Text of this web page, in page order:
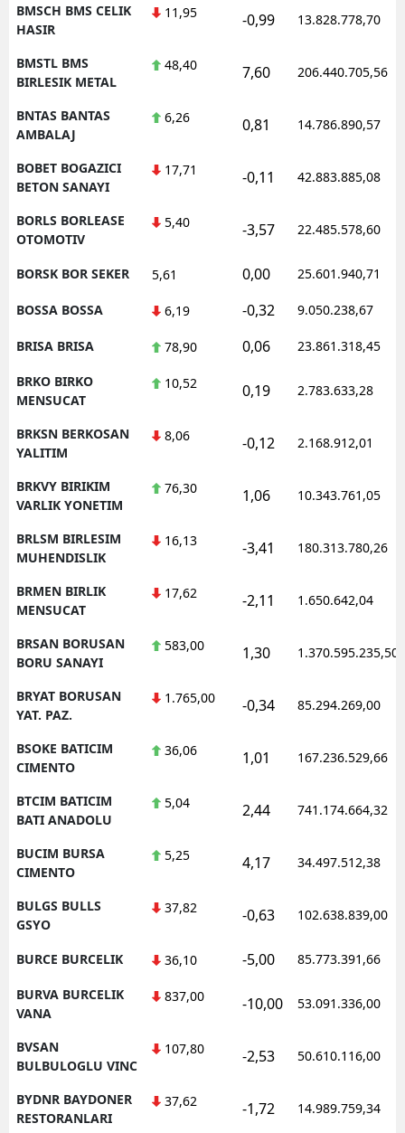
BMSCH BMS CELIK
HASIR
11,95 -0,99 13.828.778,70
BMSTL BMS
BIRLESIK METAL
48,40 7,60 206.440.705,56
BNTAS BANTAS
AMBALAJ
6,26 0,81 14.786.890,57
BOBET BOGAZICI
BETON SANAYI
17,71 -0,11 42.883.885,08
BORLS BORLEASE
OTOMOTIV
5,40 -3,57 22.485.578,60
BORSK BOR SEKER 5,61 0,00 25.601.940,71
BOSSA BOSSA 6,19 -0,32 9.050.238,67
BRISA BRISA 78,90 0,06 23.861.318,45
BRKO BIRKO
MENSUCAT
10,52 0,19 2.783.633,28
BRKSN BERKOSAN
YALITIM
8,06 -0,12 2.168.912,01
BRKVY BIRIKIM
VARLIK YONETIM
76,30 1,06 10.343.761,05
BRLSM BIRLESIM
MUHENDISLIK
16,13 -3,41 180.313.780,26
BRMEN BIRLIK
MENSUCAT
17,62 -2,11 1.650.642,04
BRSAN BORUSAN
BORU SANAYI
583,00 1,30 1.370.595.235,50
BRYAT BORUSAN
YAT. PAZ.
1.765,00 -0,34 85.294.269,00
BSOKE BATICIM
CIMENTO
36,06 1,01 167.236.529,66
BTCIM BATICIM
BATI ANADOLU
5,04 2,44 741.174.664,32
BUCIM BURSA
CIMENTO
5,25 4,17 34.497.512,38
BULGS BULLS
GSYO
37,82 -0,63 102.638.839,00
BURCE BURCELIK 36,10 -5,00 85.773.391,66
BURVA BURCELIK
VANA
837,00 -10,00 53.091.336,00
BVSAN
BULBULOGLU VINC
107,80 -2,53 50.610.116,00
BYDNR BAYDONER
RESTORANLARI
37,62 -1,72 14.989.759,34